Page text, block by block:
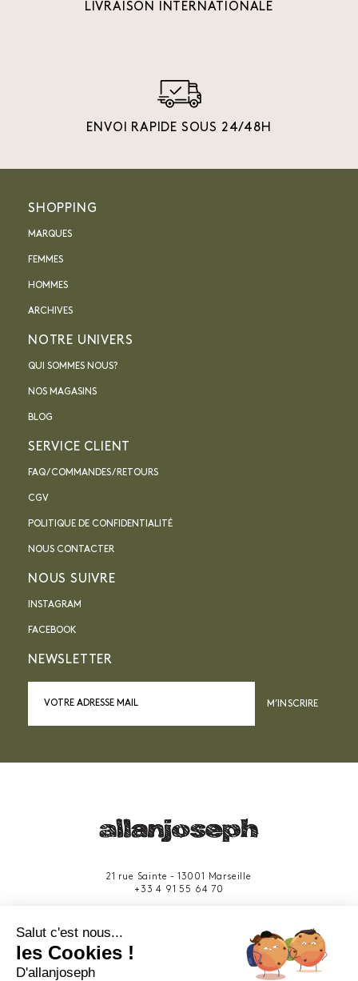
LIVRAISON INTERNATIONALE
ENVOI RAPIDE SOUS 24/48H
SHOPPING
MARQUES
FEMMES
HOMMES
ARCHIVES
NOTRE UNIVERS
QUI SOMMES NOUS?
NOS MAGASINS
BLOG
SERVICE CLIENT
FAQ / COMMANDES / RETOURS
CGV
POLITIQUE DE CONFIDENTIALITÉ
NOUS CONTACTER
NOUS SUIVRE
INSTAGRAM
FACEBOOK
NEWSLETTER
M’INSCRIRE
21 rue Sainte - 13001 Marseille
+33 4 91 55 64 70
Salut c'est nous...
les Cookies !
D'allanjoseph